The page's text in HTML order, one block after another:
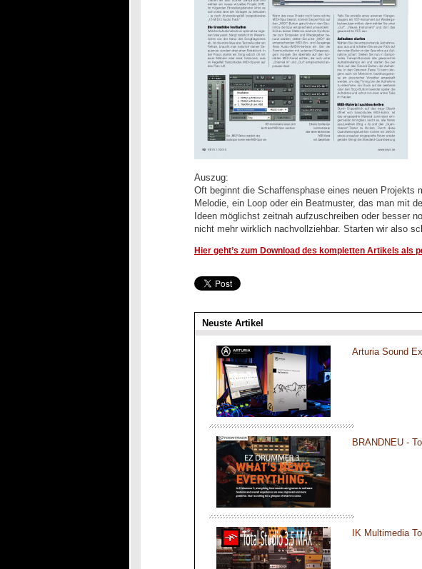
Auszug:
Oft beginnt die Schaffensphase eines neuen Projekts
Melodie, ein Loop oder ein Beatmuster, das man mit
Ideen möglichst zeitnah aufzuschreiben oder besser
nicht mehr wirklich nachvollziehbar. Starten wir also
Hier geht’s zum Download des kompletten Artikels als
Neuste Artikel
Arturia Sound
BRANDNEU -
IK Multimedia